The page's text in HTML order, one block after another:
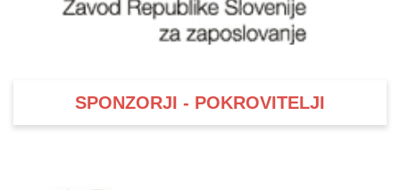
SPONZORJI - POKROVITELJI